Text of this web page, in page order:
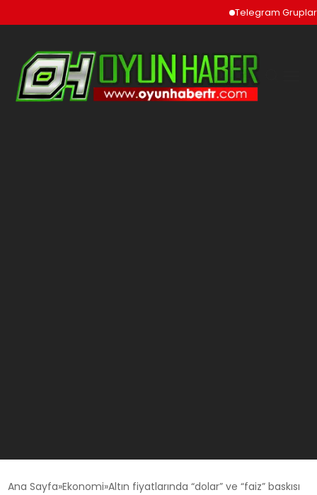
Telegram Grupları
GÜNCEL
Ana Sayfa Ekonomi Altın fiyatlarında “dolar” ve “faiz” baskısı